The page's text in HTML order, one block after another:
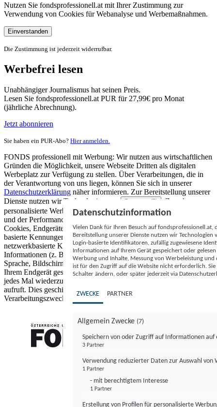
Nutzen Sie fondsprofessionell.at mit Ihrer Zustimmung zur
Verwendung von Cookies für Webanalyse und Werbemaßnahmen.
Einverstanden
Die Zustimmung ist jederzeit widerrufbar.
Werbefrei lesen
Unabhängiger Journalismus hat seinen Preis.
Lesen Sie fondsprofessionell.at PUR für 27,99€ pro Monat
(jährliche Abrechnung).
Jetzt abonnieren
Sie haben ein PUR-Abo? Hier anmelden.
FONDS professionell mit Werbung: Wir nutzen aus wirtschaftlichen
Gründen die Möglichkeit, unsere Webseite Dritten als digitalen
Werbeplatz zur Verfügung zu stellen. Über Verarbeitungen, die in
der Verantwortung von uns liegen, können Sie sich in unserer
Datenschutzerklärung näher informieren. Zur Bereitstellung unserer
Dienste nutzen wir Technologien von
Partnern (5)
. Zwecke:
personalisierte Werbung und Inhalte, Messung von Werbeleistung
und der Performance von Inhalten sowie Zielgruppenforschung.
Cookies, Endgeräte- oder ähnliche Online-Kennungen (z. B. login-
basierte Kennungen, zufällig generierte Kennungen,
netzwerkbasierte Kennungen) können zusammen mit anderen
Informationen (z. B. Browsertyp und Browserinformationen,
Sprache, Bildschirmgröße, unterstützte Technologien usw.) auf
Ihrem Endgerät gespeichert oder von dort ausgelesen werden, um es
jedes Mal wiederzuerkennen, wenn es eine App oder einer Webseite
aufruft. Dies geschieht für einen oder mehrere der hier aufgeführten
Verarbeitungszwecke.
Datenschutzinformation
Vielen Dank für Ihren Besuch auf
Bereitstellung unserer Dienste nutzen wir Technologien
Login-basierte Identifikatoren, zufällig zugewiesene
Informationen auf Ihrem Gerät gespeichert oder
Werbung und Inhalte, Messung von Werbeleistung
ist für den Zugriff auf die Website nicht erforderlich.
Schalter ändern, oder später jederzeit via
ZWECKE PARTNER
Allgemein Zwecke (7)
Speichern von oder Zugriff auf Informationen auf
3 Partner
Verwendung reduzierter Daten zur Auswahl von
1 Partner
- mit berechtigtem Interesse
1 Partner
Erstellung von Profilen für personalisierte
FONDS professionell